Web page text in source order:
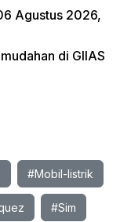
Agustus 2026,
di GIIAS
#Mobil-listrik
#Sim